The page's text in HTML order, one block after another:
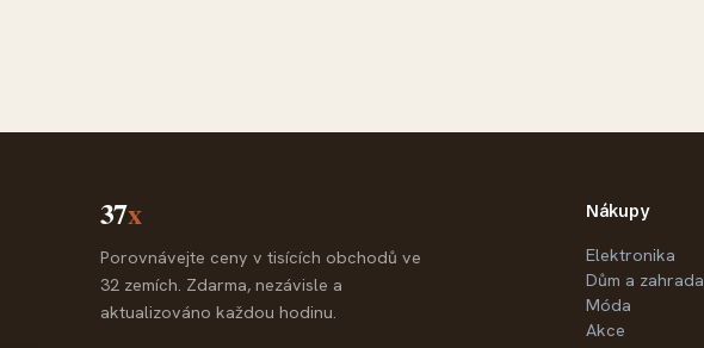
37x
Porovnávejte ceny v tisících obchodů ve
32 zemích. Zdarma, nezávisle a
aktualizováno každou hodinu.
Nákupy
Elektronika
Dům a zahrada
Móda
Akce